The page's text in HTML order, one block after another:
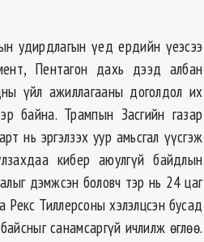
удирдлагын үед ердийн үеэсээ
Пентагон дахь дээд албан
үйл ажиллагааны доголдол их
байна. Трампын Засгийн газар
нь эргэлзэх уур амьсгал үүсгэж
кибер аюулгүй байдлын
дэмжсэн боловч тэр нь 24 цаг
Тиллерсоны хэлэлцсэн бусад
санамсаргүй ичлилж өглөө.